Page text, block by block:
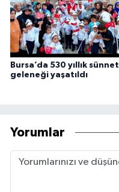
Bursa’da 530 yıllık sünnet
geleneği yaşatıldı
Yorumlar